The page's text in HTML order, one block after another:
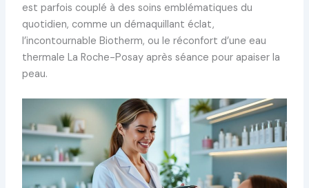
est parfois couplé à des soins emblématiques du
quotidien, comme un démaquillant éclat,
l’incontournable Biotherm, ou le réconfort d’une eau
thermale La Roche-Posay après séance pour apaiser la
peau.